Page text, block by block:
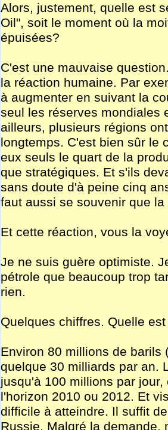
Alors, justement, quelle est
Oil", soit le moment où la
épuisées?
C'est une mauvaise
la réaction humaine. Par
à augmenter en suivant la
seul les réserves mondiales
ailleurs, plusieurs régions
longtemps. C'est bien sûr le
eux seuls le quart de la
que stratégiques. Et s'ils
sans doute d'à peine cinq
faut aussi se souvenir que
Et cette réaction, vous la
Je ne suis guère optimiste.
pétrole que beaucoup trop
rien.
Quelques chiffres. Quelle
Environ 80 millions de barils
quelque 30 milliards par an.
jusqu'à 100 millions par
l'horizon 2010 ou 2012. Et
difficile à atteindre. Il suffit
Russie. Malgré la demande,